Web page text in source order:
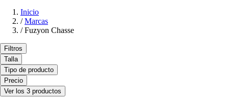
Inicio
/ Marcas
/ Fuzyon Chasse
Filtros
Talla
Tipo de producto
Precio
Ver los 3 productos